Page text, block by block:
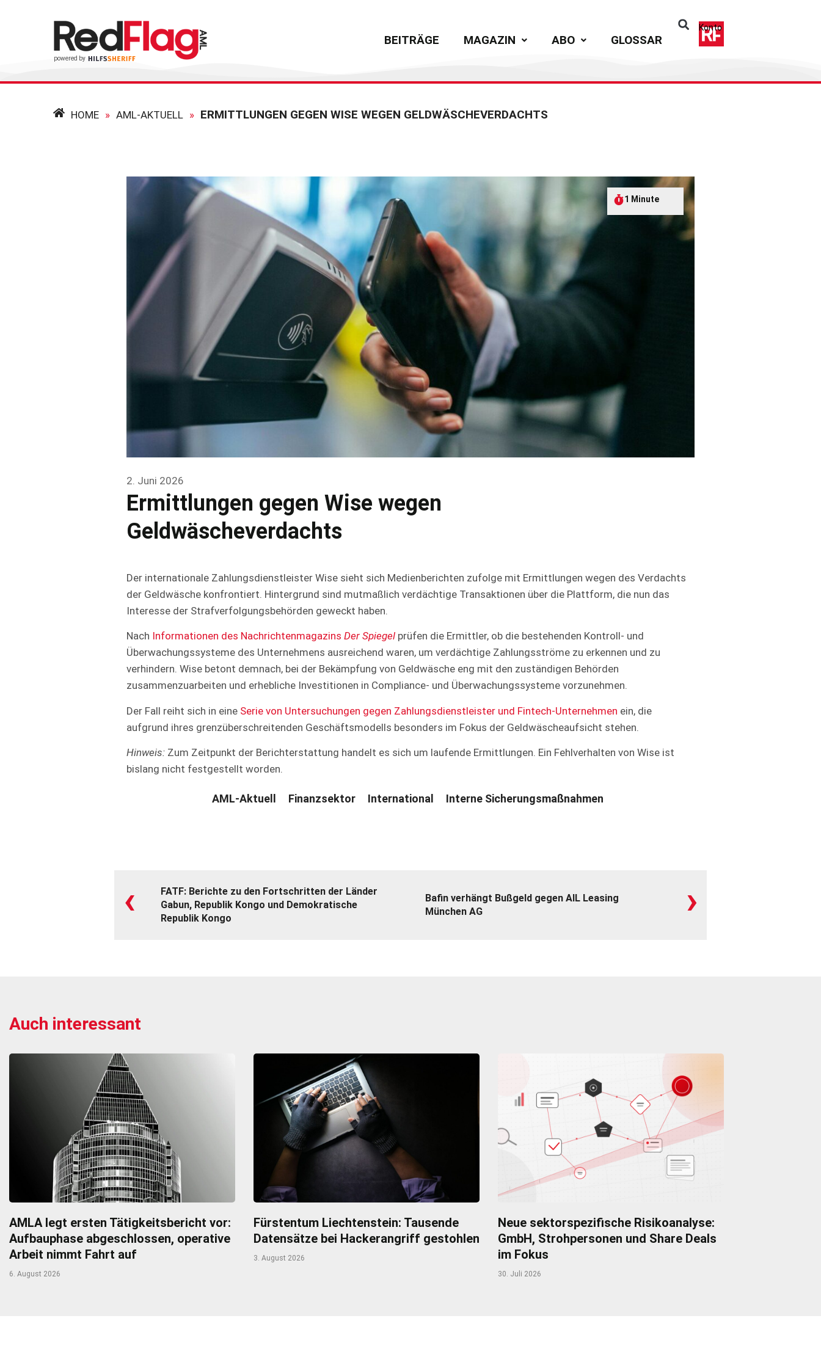
BEITRÄGE MAGAZIN ABO GLOSSAR
Konto
HOME » AML-AKTUELL » ERMITTLUNGEN GEGEN WISE WEGEN GELDWÄSCHEVERDACHTS
2. Juni 2026
Ermittlungen gegen Wise wegen
Geldwäscheverdachts
1 Minute
Der internationale Zahlungsdienstleister Wise sieht sich Medienberichten zufolge mit Ermittlungen wegen des Verdachts
der Geldwäsche konfrontiert. Hintergrund sind mutmaßlich verdächtige Transaktionen über die Plattform, die nun das
Interesse der Strafverfolgungsbehörden geweckt haben.
Nach Informationen des Nachrichtenmagazins Der Spiegel prüfen die Ermittler, ob die bestehenden Kontroll- und
Überwachungssysteme des Unternehmens ausreichend waren, um verdächtige Zahlungsströme zu erkennen und zu
verhindern. Wise betont demnach, bei der Bekämpfung von Geldwäsche eng mit den zuständigen Behörden
zusammenzuarbeiten und erhebliche Investitionen in Compliance- und Überwachungssysteme vorzunehmen.
Der Fall reiht sich in eine Serie von Untersuchungen gegen Zahlungsdienstleister und Fintech-Unternehmen ein, die
aufgrund ihres grenzüberschreitenden Geschäftsmodells besonders im Fokus der Geldwäscheaufsicht stehen.
Hinweis: Zum Zeitpunkt der Berichterstattung handelt es sich um laufende Ermittlungen. Ein Fehlverhalten von Wise ist
bislang nicht festgestellt worden.
AML-Aktuell Finanzsektor International Interne Sicherungsmaßnahmen
‹
FATF: Berichte zu den Fortschritten der Länder
Gabun, Republik Kongo und Demokratische
Republik Kongo
Bafin verhängt Bußgeld gegen AIL Leasing
München AG
›
Auch interessant
AMLA legt ersten Tätigkeitsbericht vor:
Aufbauphase abgeschlossen, operative
Arbeit nimmt Fahrt auf
6. August 2026
Fürstentum Liechtenstein: Tausende
Datensätze bei Hackerangriff gestohlen
3. August 2026
Neue sektorspezifische Risikoanalyse:
GmbH, Strohpersonen und Share Deals
im Fokus
30. Juli 2026